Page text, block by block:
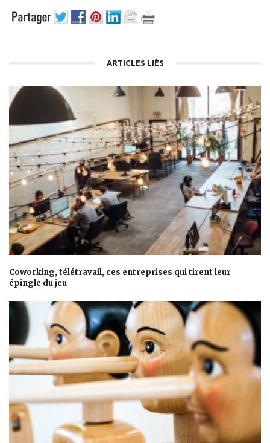
ARTICLES LIÉS
Coworking, télétravail, ces entreprises qui tirent leur
épingle du jeu